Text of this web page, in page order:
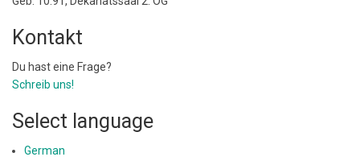
Kontakt
Du hast eine Frage?
Schreib uns!
Select language
German